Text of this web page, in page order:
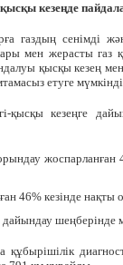
кезеңде
газдың сенімді
мен жерасты газ
қысқы кезең
етуге
қысқы кезеңге
жоспарланған
46% кезінде
дайындау